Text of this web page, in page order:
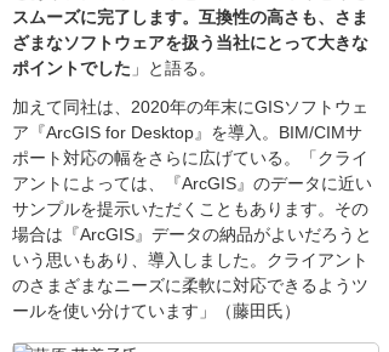
スムーズに完了します。互換性の高さも、さま
ざまなソフトウェアを扱う当社にとって大きな
ポイントでした 」と語る。
加えて同社は、2020年の年末にGISソフトウェ
ア『ArcGIS for Desktop』を導入。BIM/CIMサ
ポート対応の幅をさらに広げている。「クライ
アントによっては、『ArcGIS』のデータに近い
サンプルを提示いただくこともあります。その
場合は『ArcGIS』データの納品がよいだろうと
いう思いもあり、導入しました。クライアント
のさまざまなニーズに柔軟に対応できるようツ
ールを使い分けています」（藤田氏）